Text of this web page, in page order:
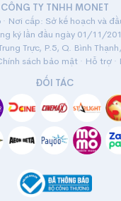
CÔNG TY TNHH MONET
Nơi cấp: Sở kế hoạch và
ký lần đầu ngày 01/11/
Trực, P.5, Q. Bình
sách bảo mật · Hỗ trợ ·
ĐỐI TÁC